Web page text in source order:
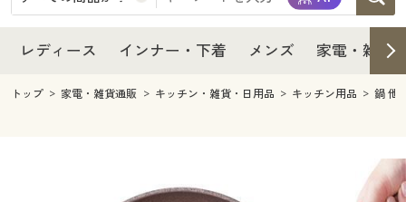
レディースファッション
インナー・下着
インナー・下着通販すべて
メンズ
メンズファッション
寝具・インテリア・家具
レディース インナー・下着 メンズ 家電・雑貨
レディースファッション
インナー・下着通販すべて
ジュニア・ティーンズ下着
メンズ
トップ 家電・雑貨通販 キッチン・雑貨・日用品 キッチン用品 鍋 他